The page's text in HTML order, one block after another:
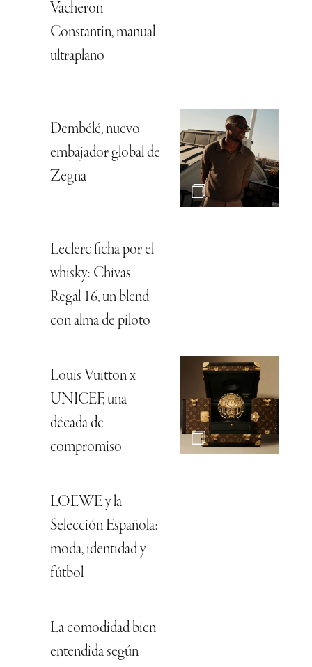
Vacheron
Constantin, manual
ultraplano
Dembélé, nuevo
embajador global de
Zegna
Leclerc ficha por el
whisky: Chivas
Regal 16, un blend
con alma de piloto
Louis Vuitton x
UNICEF, una
década de
compromiso
LOEWE y la
Selección Española:
moda, identidad y
fútbol
La comodidad bien
entendida según